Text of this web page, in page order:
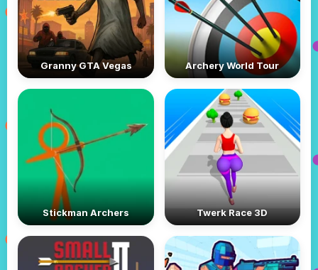
Granny GTA Vegas Archery World Tour
Stickman Archers Twerk Race 3D